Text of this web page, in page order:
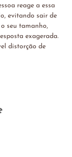
reage a essa
evitando sair de
seu tamanho,
exagerada.
distorção de